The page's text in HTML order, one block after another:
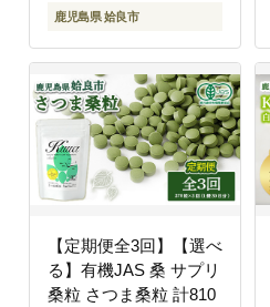
鹿児島県 姶良市
【定期便全3回】【選べ
る】有機JAS 桑 サプリ
桑粒 さつま桑粒 計810